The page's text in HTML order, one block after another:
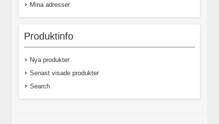
Mina adresser
Produktinfo
Nya produkter
Senast visade produkter
Search